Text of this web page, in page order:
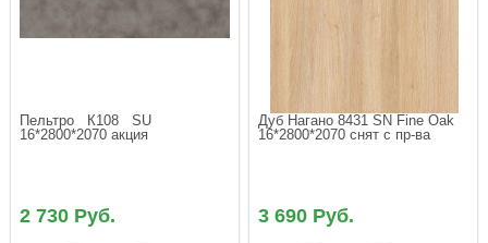
Пельтро   К108   SU
16*2800*2070 акция
2 730 Руб.
Дуб Нагано 8431 SN Fine Oak
16*2800*2070 снят с пр-ва
3 690 Руб.